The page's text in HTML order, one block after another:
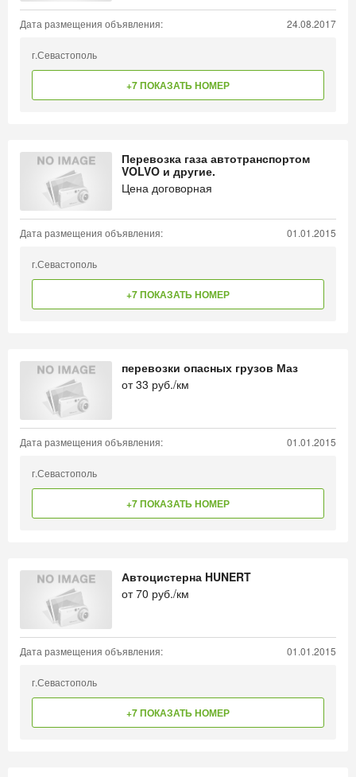
Дата размещения объявления: 24.08.2017
г.Севастополь
+7 ПОКАЗАТЬ НОМЕР
Перевозка газа автотранспортом
VOLVO и другие.
Цена договорная
Дата размещения объявления: 01.01.2015
г.Севастополь
+7 ПОКАЗАТЬ НОМЕР
перевозки опасных грузов Маз
от33 руб./км
Дата размещения объявления: 01.01.2015
г.Севастополь
+7 ПОКАЗАТЬ НОМЕР
Автоцистерна HUNERT
от70 руб./км
Дата размещения объявления: 01.01.2015
г.Севастополь
+7 ПОКАЗАТЬ НОМЕР